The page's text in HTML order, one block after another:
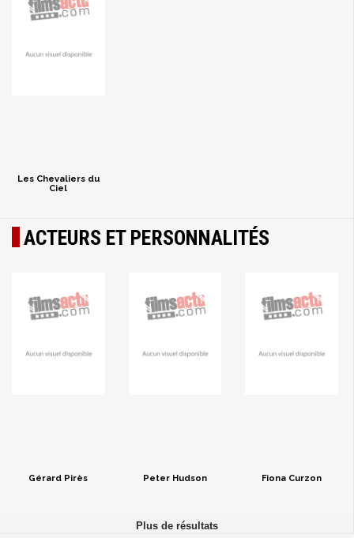
Les Chevaliers du
Ciel
ACTEURS ET PERSONNALITÉS
Gérard Pirès Peter Hudson Fiona Curzon